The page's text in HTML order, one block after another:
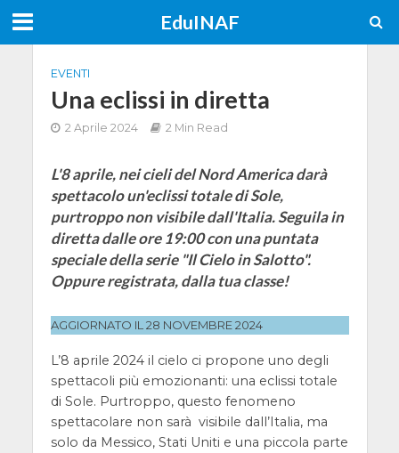
EduINAF
EVENTI
Una eclissi in diretta
2 Aprile 2024 2 Min Read
L'8 aprile, nei cieli del Nord America darà
spettacolo un'eclissi totale di Sole,
purtroppo non visibile dall'Italia. Seguila in
diretta dalle ore 19:00 con una puntata
speciale della serie "Il Cielo in Salotto".
Oppure registrata, dalla tua classe!
AGGIORNATO IL 28 NOVEMBRE 2024
L’8 aprile 2024 il cielo ci propone uno degli
spettacoli più emozionanti: una eclissi totale
di Sole. Purtroppo, questo fenomeno
spettacolare non sarà visibile dall’Italia, ma
solo da Messico, Stati Uniti e una piccola parte